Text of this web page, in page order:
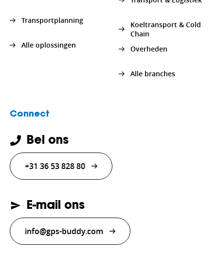
Transportplanning
Alle oplossingen
Koeltransport & Cold
Chain
Overheden
Alle branches
Connect
Bel ons
+31 36 53 828 80
E-mail ons
info@gps-buddy.com